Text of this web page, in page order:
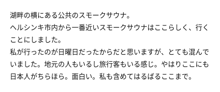
湖畔の横にある公共のスモークサウナ。
ヘルシンキ市内から一番近いスモークサウナはここらしく、行く
ことにしました。
私が行ったのが日曜日だったからだと思いますが、とても混んで
いました。地元の人もいるし旅行客もいる感じ。やはりここにも
日本人がちらほら。面白い。私も含めてはるばるここまで。